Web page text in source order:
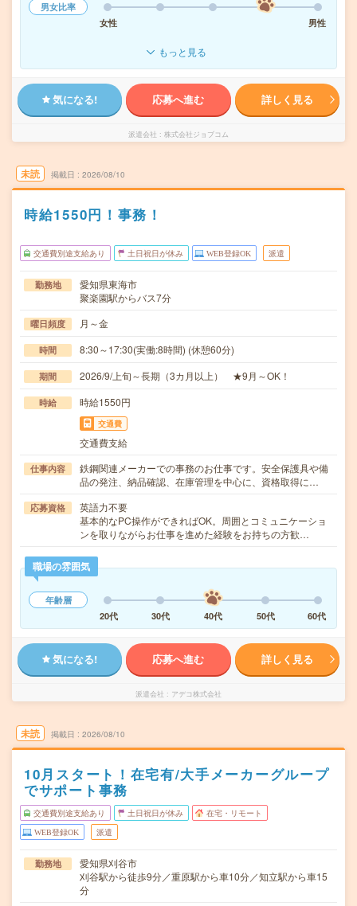
男女比率
女性
男性
もっと見る
気になる! 応募へ進む 詳しく見る
派遣会社 株式会社ジョブコム
未読 掲載日 2026/08/10
時給1550円！事務！
交通費別途支給あり 土日祝日が休み WEB登録OK 派遣
勤務地
愛知県東海市
聚楽園駅からバス7分
曜日頻度 月～金
時間 8:30～17:30(実働:8時間) (休憩60分)
期間 2026/9/上旬～長期（3カ月以上） ★9月～OK！
時給 時給1550円
交通費
交通費支給
仕事内容
鉄鋼関連メーカーでの事務のお仕事です。安全保護具や備
品の発注、納品確認、在庫管理を中心に、資格取得に…
応募資格
英語力不要
基本的なPC操作ができればOK。周囲とコミュニケーショ
ンを取りながらお仕事を進めた経験をお持ちの方歓…
職場の雰囲気
年齢層
20代
30代 40代 50代 60代
気になる! 応募へ進む 詳しく見る
派遣会社 アデコ株式会社
未読 掲載日 2026/08/10
10月スタート！在宅有/大手メーカーグループ
でサポート事務
交通費別途支給あり 土日祝日が休み 在宅・リモート
WEB登録OK 派遣
勤務地
愛知県刈谷市
刈谷駅から徒歩9分／重原駅から車10分／知立駅から車15
分